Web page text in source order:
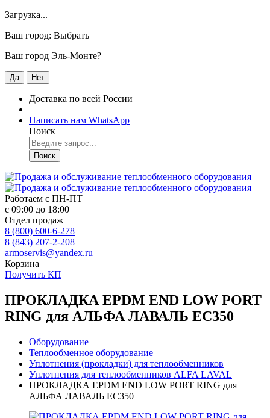
Загрузка...
Ваш город: Выбрать
Ваш город Эль-Монте?
Да Нет
Доставка по всей России
Написать нам WhatsApp
Поиск
Поиск
Работаем с ПН-ПТ
с 09:00 до 18:00
Отдел продаж
8 (800) 600-6-278
8 (843) 207-2-208
armoservis@yandex.ru
Корзина
Получить КП
ПРОКЛАДКА EPDM END LOW PORT
RING для АЛЬФА ЛАВАЛЬ EC350
Оборудование
Теплообменное оборудование
Уплотнения (прокладки) для теплообменников
Уплотнения для теплообменников ALFA LAVAL
ПРОКЛАДКА EPDM END LOW PORT RING для
АЛЬФА ЛАВАЛЬ EC350